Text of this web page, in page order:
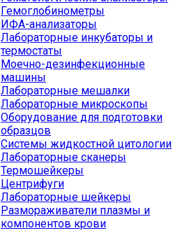
Гемоглобинометры
ИФА-анализаторы
Лабораторные инкубаторы и
термостаты
Моечно-дезинфекционные
машины
Лабораторные мешалки
Лабораторные микроскопы
Оборудование для подготовки
образцов
Системы жидкостной цитологии
Лабораторные сканеры
Термошейкеры
Центрифуги
Лабораторные шейкеры
Размораживатели плазмы и
компонентов крови